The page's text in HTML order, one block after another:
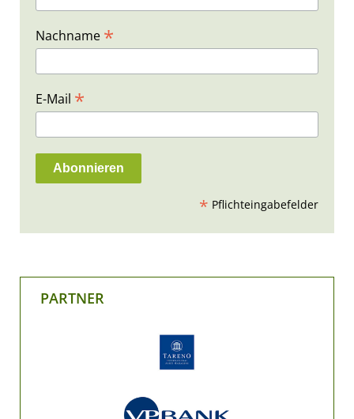
Nachname *
E-Mail *
* Pflichteingabefelder
PARTNER